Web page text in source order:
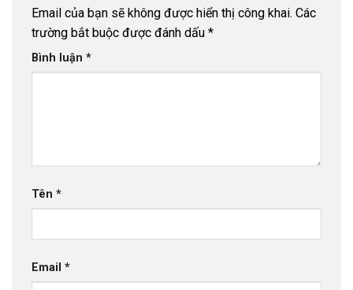
Email của bạn sẽ không được hiển thị công khai. Các
trường bắt buộc được đánh dấu *
Bình luận *
Tên *
Email *